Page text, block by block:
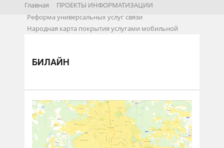
Главная
ПРОЕКТЫ ИНФОРМАТИЗАЦИИ
Реформа универсальных услуг связи
Народная карта покрытия услугами мобильной
связи
БИЛАЙН